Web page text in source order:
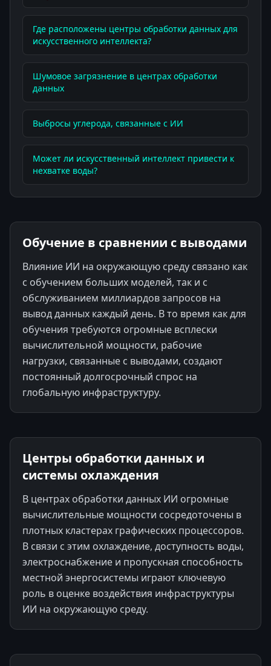
Где расположены центры обработки данных для
искусственного интеллекта?
Шумовое загрязнение в центрах обработки
данных
Выбросы углерода, связанные с ИИ
Может ли искусственный интеллект привести к
нехватке воды?
Обучение в сравнении с выводами
Влияние ИИ на окружающую среду связано как
с обучением больших моделей, так и с
обслуживанием миллиардов запросов на
вывод данных каждый день. В то время как для
обучения требуются огромные всплески
вычислительной мощности, рабочие
нагрузки, связанные с выводами, создают
постоянный долгосрочный спрос на
глобальную инфраструктуру.
Центры обработки данных и
системы охлаждения
В центрах обработки данных ИИ огромные
вычислительные мощности сосредоточены в
плотных кластерах графических процессоров.
В связи с этим охлаждение, доступность воды,
электроснабжение и пропускная способность
местной энергосистемы играют ключевую
роль в оценке воздействия инфраструктуры
ИИ на окружающую среду.